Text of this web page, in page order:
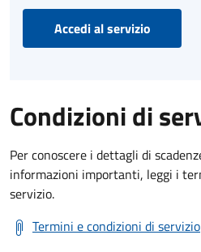
Accedi al servizio
Condizioni di
Per conoscere i dettagli di
informazioni importanti, leggi i
servizio.
Termini e condizioni di servizio